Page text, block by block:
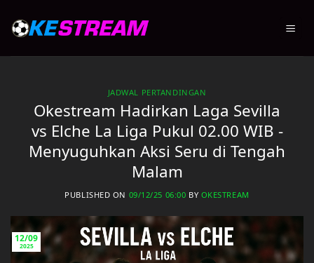
JADWAL PERTANDINGAN
Okestream Hadirkan Laga Sevilla
vs Elche La Liga Pukul 02.00 WIB -
Menyuguhkan Aksi Seru di Tengah
Malam
PUBLISHED ON 09/12/25 06:00 BY OKESTREAM
12/09
2025